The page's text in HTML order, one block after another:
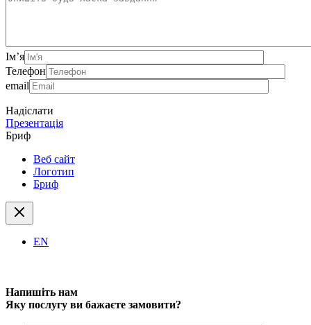
Ім’я
Телефон
email
Надіслати
Презентація
Бриф
Веб сайт
Логотип
Бриф
EN
Напишіть нам
Яку послугу ви бажаєте замовити?